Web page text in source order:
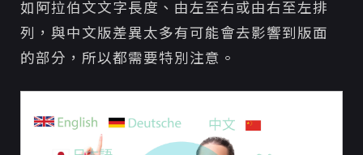
如阿拉伯文文字長度、由左至右或由右至左排
列，與中文版差異太多有可能會去影響到版面
的部分，所以都需要特別注意。